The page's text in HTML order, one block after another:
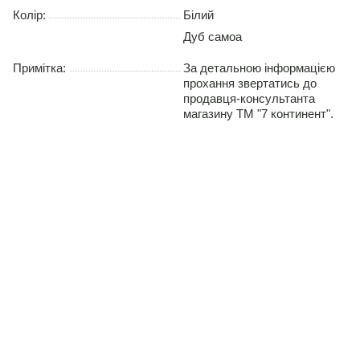
Колір:
Білий
Дуб самоа
Примітка:
За детальною інформацією
прохання звертатись до
продавця-консультанта
магазину ТМ "7 континент".